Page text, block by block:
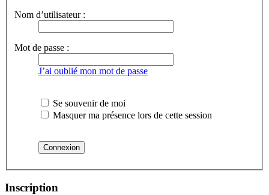
Nom d’utilisateur :
Mot de passe :
J’ai oublié mon mot de passe
Se souvenir de moi
Masquer ma présence lors de cette session
Inscription